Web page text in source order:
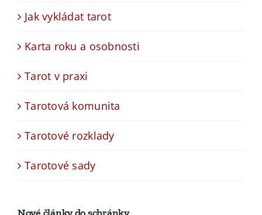
Jak vykládat tarot
Karta roku a osobnosti
Tarot v praxi
Tarotová komunita
Tarotové rozklady
Tarotové sady